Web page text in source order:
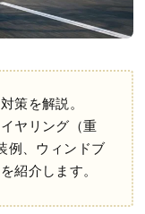
策を解説。
ヤリング（重
、ウィンドブ
紹介します。